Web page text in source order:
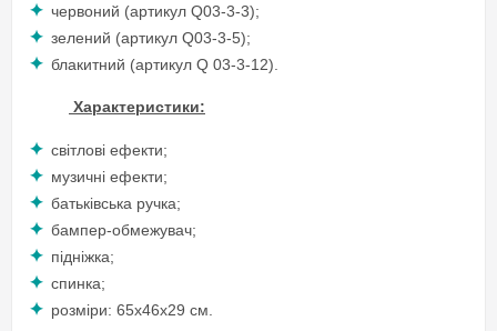
червоний (артикул Q03-3-3);
зелений (артикул Q03-3-5);
блакитний (артикул Q 03-3-12).
Характеристики:
світлові ефекти;
музичні ефекти;
батьківська ручка;
бампер-обмежувач;
підніжка;
спинка;
розміри: 65х46х29 см.